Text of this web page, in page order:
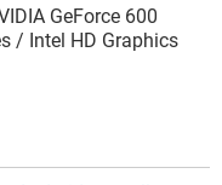
GeForce 600
/ Intel HD Graphics